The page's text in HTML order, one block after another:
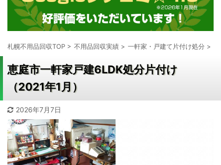
札幌不用品回収TOP > 不用品回収実績 > 一軒家・戸建て片付け処分 >
恵庭市一軒家戸建6LDK処分片付け
（2021年1月）
2026年7月7日